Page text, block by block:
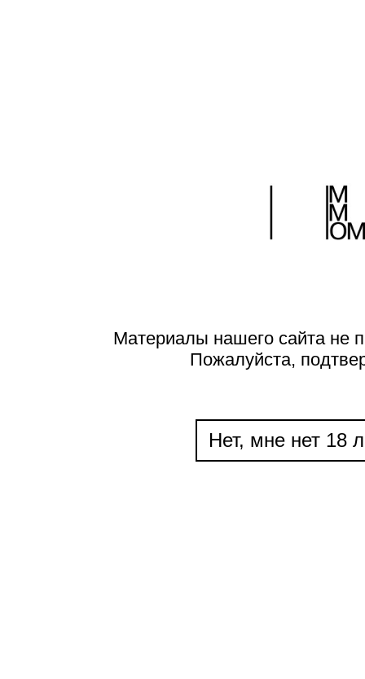
Материалы нашего сайта не
Пожалуйста,
Нет, мне нет 18